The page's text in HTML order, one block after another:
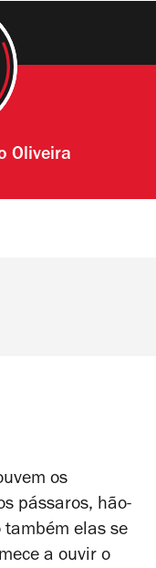
Oliveira
os
pássaros, hão-
também elas se
a ouvir o